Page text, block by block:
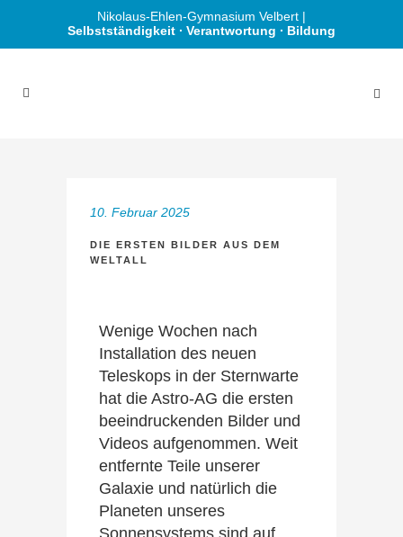
Nikolaus-Ehlen-Gymnasium Velbert |
Selbstständigkeit ∙ Verantwortung ∙ Bildung
10. Februar 2025
DIE ERSTEN BILDER AUS DEM
WELTALL
Wenige Wochen nach
Installation des neuen
Teleskops in der Sternwarte
hat die Astro-AG die ersten
beeindruckenden Bilder und
Videos aufgenommen. Weit
entfernte Teile unserer
Galaxie und natürlich die
Planeten unseres